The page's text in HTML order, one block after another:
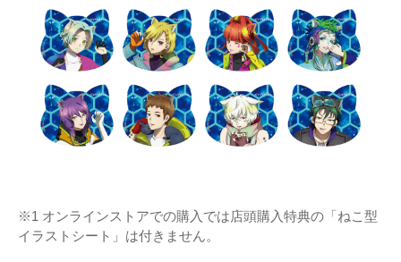
※1 オンラインストアでの購入では店頭購入特典の「ねこ型
イラストシート」は付きません。